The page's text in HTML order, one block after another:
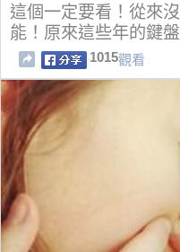
這個一定要看！從來
能！原來這些年的鍵
1015觀看